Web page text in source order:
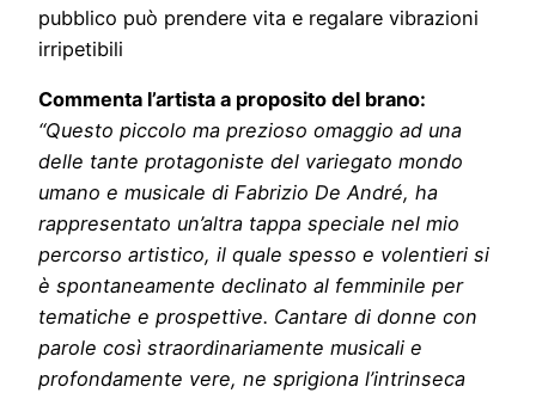
pubblico può prendere vita e regalare vibrazioni
irripetibili
Commenta l’artista a proposito del brano:
“Questo piccolo ma prezioso omaggio ad una
delle tante protagoniste del variegato mondo
umano e musicale di Fabrizio De André, ha
rappresentato un’altra tappa speciale nel mio
percorso artistico, il quale spesso e volentieri si
è spontaneamente declinato al femminile per
tematiche e prospettive. Cantare di donne con
parole così straordinariamente musicali e
profondamente vere, ne sprigiona l’intrinseca